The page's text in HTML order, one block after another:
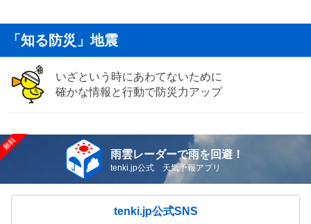
「知る防災」地震
いざという時にあわてないために
確かな情報と行動で防災力アップ
雨雲レーダーで雨を回避！
tenki.jp公式 天気予報アプリ
tenki.jp公式SNS